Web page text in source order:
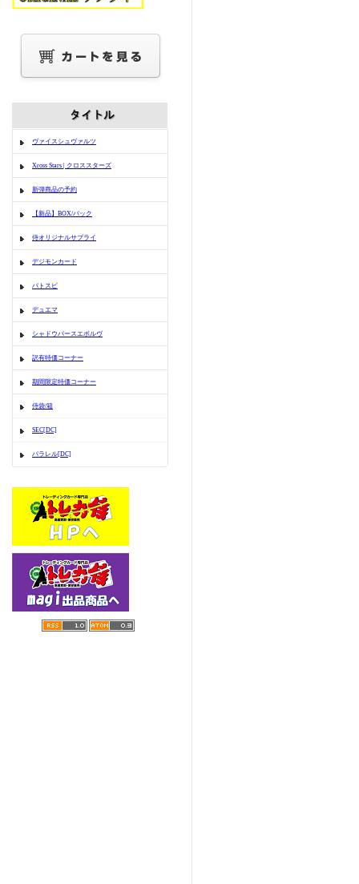
ヴァイスシュヴァルツ
Xross Stars | クロススターズ
新弾商品の予約
【新品】BOX/パック
侍オリジナルサプライ
デジモンカード
バトスピ
デュエマ
シャドウバースエボルヴ
訳有特価コーナー
期間限定特価コーナー
侍袋/箱
SEC[DC]
パラレル[DC]